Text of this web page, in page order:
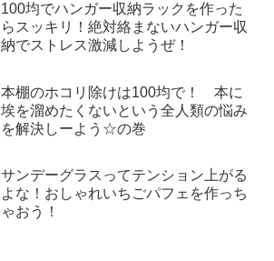
100均でハンガー収納ラックを作った
らスッキリ！絶対絡まないハンガー収
納でストレス激減しようぜ！
本棚のホコリ除けは100均で！ 本に
埃を溜めたくないという全人類の悩み
を解決しーよう☆の巻
サンデーグラスってテンション上がる
よな！おしゃれいちごパフェを作っち
ゃおう！